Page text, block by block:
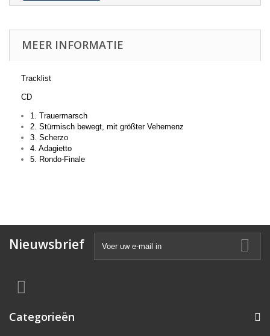
MEER INFORMATIE
Tracklist
CD
1. Trauermarsch
2. Stürmisch bewegt, mit größter Vehemenz
3. Scherzo
4. Adagietto
5. Rondo-Finale
Nieuwsbrief
Categorieën